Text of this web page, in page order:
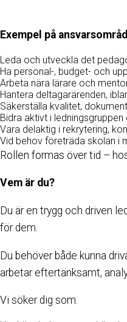
Exempel på
Leda och utveckla det
Ha personal-, budget- och
Arbeta nära lärare och
Hantera deltagarärenden,
Säkerställa kvalitet,
Bidra aktivt i
Vara delaktig i rekrytering,
Vid behov företräda skolan i
Rollen formas över tid –
Vem är du?
Du är en trygg och driven
för dem.
Du behöver både kunna
arbetar eftertänksamt,
Vi söker dig som: